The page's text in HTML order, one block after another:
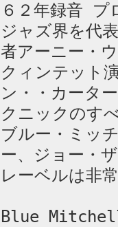
６２年録音 プ
ジャズ界を代
者アーニー・
クィンテット
ン・・カータ
クニックのす
ブルー・ミッ
ー、ジョー・
レーベルは非
Blue